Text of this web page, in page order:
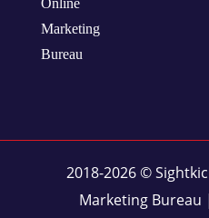
2018-2026©
Marketing Bureau